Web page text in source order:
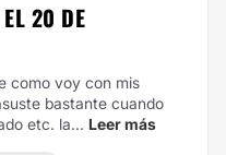
20 DE
como voy con mis
bastante cuando
etc. la... Leer más